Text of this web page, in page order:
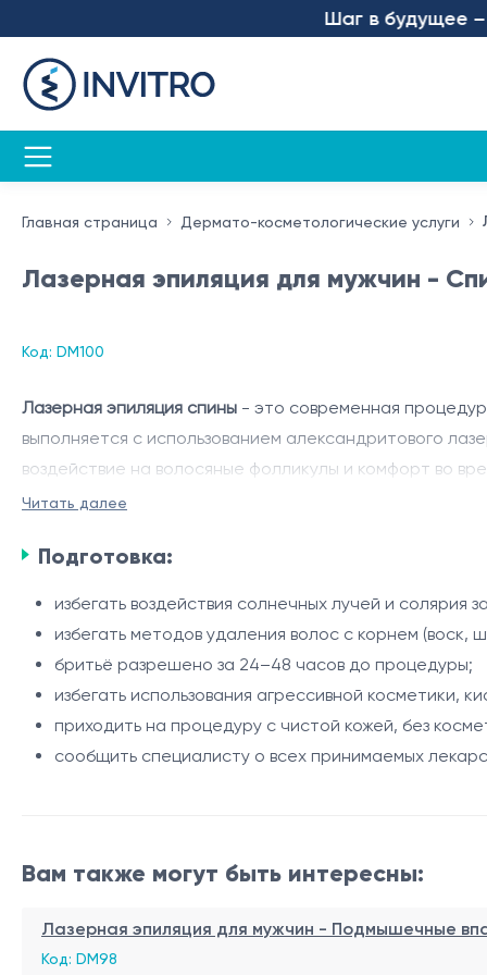
Шаг в будущее –
Главная страница Дермато-косметологические услуги
Лазерная эпиляция для мужчин -
Код: DM100
Лазерная эпиляция спины - это современная
выполняется с использованием александритового
воздействие на волосяные фолликулы и комфорт во
Рост волос в области спины может быть связан с
воздействует на пигментированные волосы,
Показания
нежелательные волосы на спине;
склонность к раздражению после бритья или
врастание волос;
гипертрихоз.
Процедура
охлаждение кожи системой Zimmer Cryo во время
рекомендуемый интервал - 6–8 недель;
Читать далее
Подготовка:
избегать воздействия солнечных лучей и солярия
избегать методов удаления волос с корнем (воск,
бритьё разрешено за 24–48 часов до процедуры;
избегать использования агрессивной косметики,
приходить на процедуру с чистой кожей, без
сообщить специалисту о всех принимаемых
Вам также могут быть интересны:
Лазерная эпиляция для мужчин - Подмышечные
Код: DM98